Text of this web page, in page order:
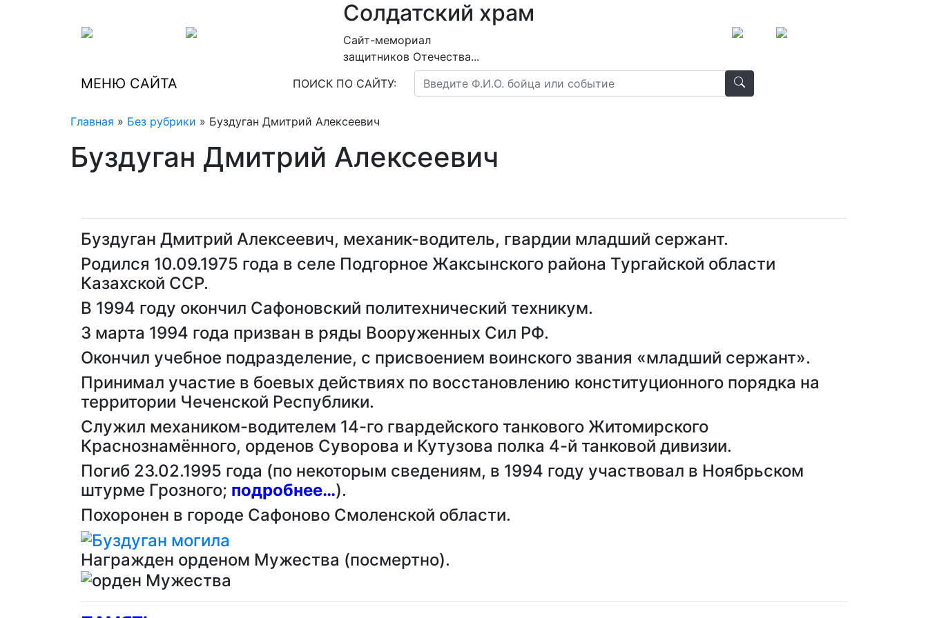
Солдатский храм
Сайт-мемориал
защитников Отечества...
МЕНЮ САЙТА ПОИСК ПО САЙТУ:
Главная » Без рубрики » Буздуган Дмитрий Алексеевич
Буздуган Дмитрий Алексеевич
Буздуган Дмитрий Алексеевич, механик-водитель, гвардии младший сержант.
Родился 10.09.1975 года в селе Подгорное Жаксынского района Тургайской области
Казахской ССР.
В 1994 году окончил Сафоновский политехнический техникум.
3 марта 1994 года призван в ряды Вооруженных Сил РФ.
Окончил учебное подразделение, с присвоением воинского звания «младший сержант».
Принимал участие в боевых действиях по восстановлению конституционного порядка на
территории Чеченской Республики.
Служил механиком-водителем 14-го гвардейского танкового Житомирского
Краснознамённого, орденов Суворова и Кутузова полка 4-й танковой дивизии.
Погиб 23.02.1995 года (по некоторым сведениям, в 1994 году участвовал в Ноябрьском
штурме Грозного; подробнее…).
Похоронен в городе Сафоново Смоленской области.
Награжден орденом Мужества (посмертно).